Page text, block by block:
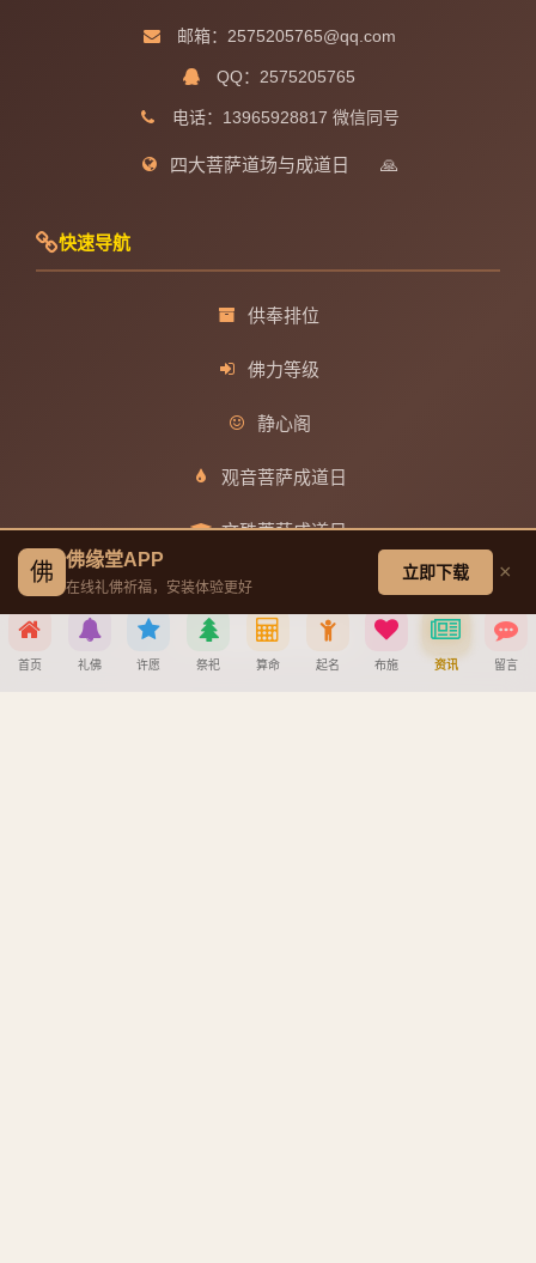
邮箱：2575205765@qq.com
QQ：2575205765
电话：13965928817 微信同号
四大菩萨道场与成道日 🙏
快速导航
供奉排位
佛力等级
静心阁
观音菩萨成道日
文殊菩萨成道日
普贤菩萨成道日
地藏王菩萨成道日
佛 佛缘堂APP
在线礼佛祈福，安装体验更好
立即下载 ×
首页 礼佛 许愿 祭祀 算命 起名 布施 资讯 留言